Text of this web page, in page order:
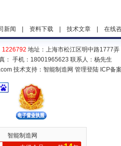
新闻 资料下载| 技术文章| 在线
1226792 地址：上海市松江区明中路1777
： 手机：18001965623 联系人：杨先生
技术支持： 智能制造网 管理登陆 ICP备
智能制造网